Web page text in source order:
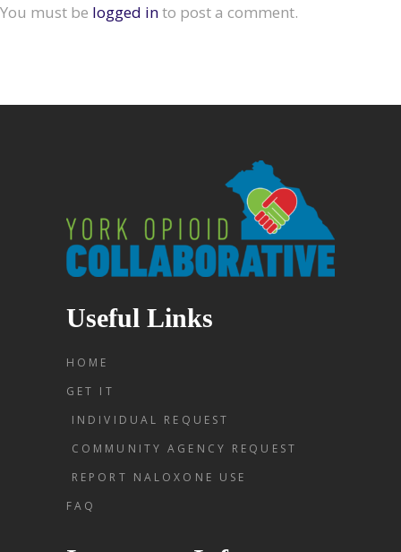
You must be logged into post a comment.
Useful Links
HOME
GET IT
INDIVIDUAL REQUEST
COMMUNITY AGENCY REQUEST
REPORT NALOXONE USE
FAQ